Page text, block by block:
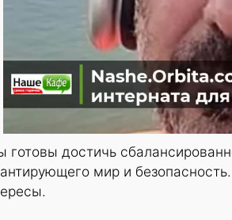
готовы достичь
мир и